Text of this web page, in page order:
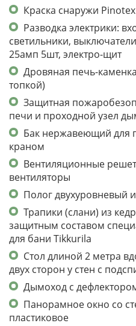
Краска снаружи
Разводка электрики:
светильники,
25амп 5шт, электро-щит
Дровяная печь-
топкой)
Защитная
печи и проходной узел
Бак нержавеющий для
краном
Вентиляционные
вентиляторы
Полог двухуровневый
Трапики (слани) из
защитным составом
для бани Tikkurila
Стол длиной 2 метра
двух сторон у стен с
Дымоход с
Панорамное окно со
пластиковое